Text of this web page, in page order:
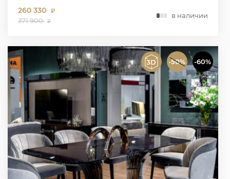
260 330 ₽
371 900 ₽
в наличии
-50% -60%